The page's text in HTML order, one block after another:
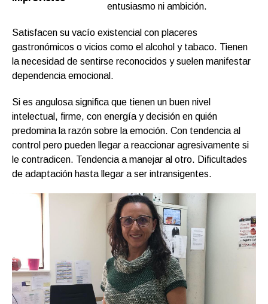
entusiasmo ni ambición.
Satisfacen su vacío existencial con placeres
gastronómicos o vicios como el alcohol y tabaco. Tienen
la necesidad de sentirse reconocidos y suelen manifestar
dependencia emocional.
Si es angulosa significa que tienen un buen nivel
intelectual, firme, con energía y decisión en quién
predomina la razón sobre la emoción. Con tendencia al
control pero pueden llegar a reaccionar agresivamente si
le contradicen. Tendencia a manejar al otro. Dificultades
de adaptación hasta llegar a ser intransigentes.